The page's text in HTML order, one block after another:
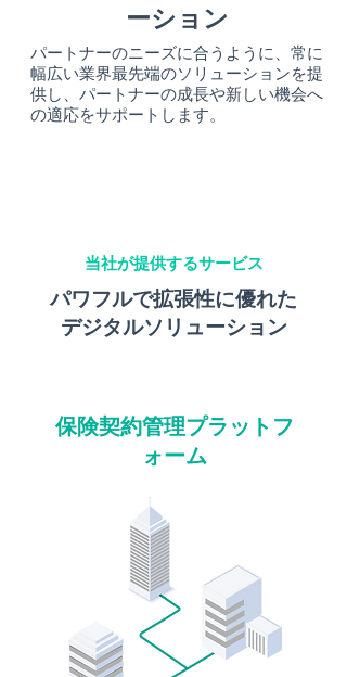
ーション
パートナーのニーズに合うように、常に
幅広い業界最先端のソリューションを提
供し、パートナーの成長や新しい機会へ
の適応をサポートします。
当社が提供するサービス
パワフルで拡張性に優れた
デジタルソリューション
保険契約管理プラットフ
ォーム